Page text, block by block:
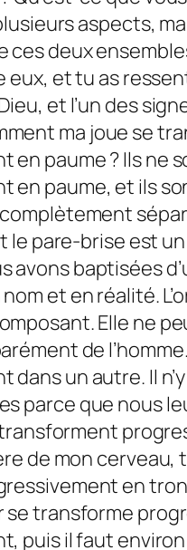
aspects,
deux
eux, et tu as
et l’un des
ma joue se
en paume ? Ils ne
en paume, et ils
pare-brise est un
avons baptisées
et en réalité.
Elle ne
de
dans un autre. Il
parce que nous
de mon
en
se transforme
puis il faut